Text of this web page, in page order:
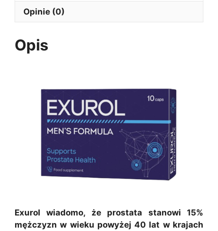
Opinie (0)
Opis
Exurol wiadomo, że prostata stanowi 15%
mężczyzn w wieku powyżej 40 lat w krajach